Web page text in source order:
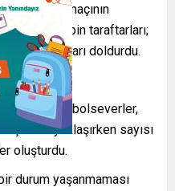
ilk final maçının
iki ekibin taraftarları;
restoranları doldurdu.
gelen futbolseverler,
saati yaklaşırken sayısı
oluşturdu.
durum yaşanmaması